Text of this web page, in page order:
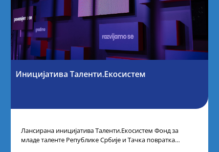
Иницијатива Таленти.Екосистем
Лансирана иницијатива Таленти.Екосистем Фонд за
младе таленте Републике Србије и Тачка повратка